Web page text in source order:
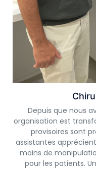
Depuis que nous
organisation est
provisoires sont
assistantes
moins de
pour les patients.